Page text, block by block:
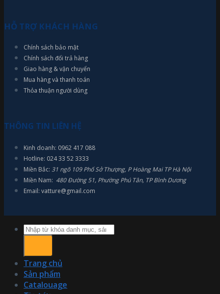
HỖ TRỢ KHÁCH HÀNG
Chính sách bảo mật
Chính sách đổi trả hàng
Giao hàng & vận chuyển
Mua hàng và thanh toán
Thỏa thuận người dùng
THÔNG TIN LIÊN HỆ
Kinh doanh: 0962 417 088
Hotline: 024 33 52 3333
Miền Bắc: 31 ngõ 109 Phố Sở Thượng, P Hoàng Mai TP Hà Nội
Miền Nam: 480 Đường 51, Phường Phú Tân, TP Bình Dương
Email: vatture@gmail.com
Tìm
kiếm:
Trang chủ
Sản phẩm
Catalouage